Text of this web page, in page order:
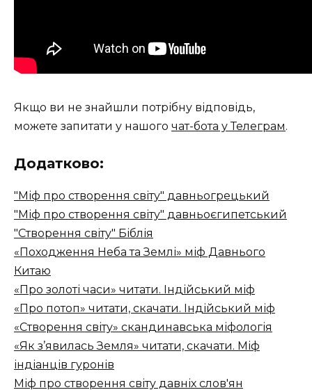
Якщо ви не знайшли потрібну відповідь,
можете запитати у нашого чат-бота у Телеграм.
Додатково:
"Міф про створення світу" давньогрецький
"Міф про створення світу" давньоєгипетський
"Створення світу" Біблія
«Походження Неба та Землі» міф Давнього
Китаю
«Про золоті часи» читати. Індійський міф
«Про потоп» читати, скачати. Індійський міф
«Створення світу» скандинавська міфологія
«Як з’явилась Земля» читати, скачати. Міф
індіанців гуронів
Міф про створення світу давніх слов'ян